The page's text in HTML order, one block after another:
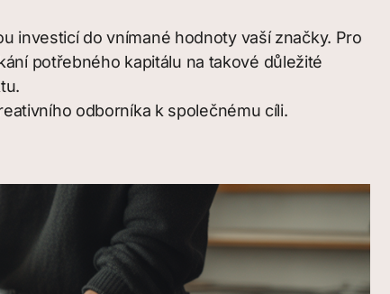
investicí do vnímané hodnoty vaší značky. Pro
potřebného kapitálu na takové důležité
odborníka k společnému cíli.